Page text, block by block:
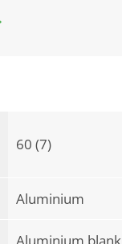
60 (7)
Aluminium